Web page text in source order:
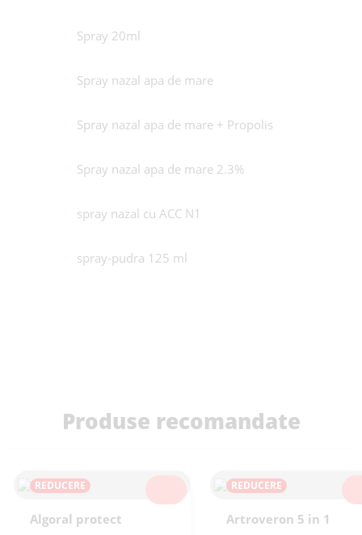
Spray 20ml
Spray nazal apa de mare
Spray nazal apa de mare + Propolis
Spray nazal apa de mare 2.3%
spray nazal cu ACC N1
spray-pudra 125 ml
Produse recomandate
REDUCERE
Algoral protect
REDUCERE
Artroveron 5 in 1